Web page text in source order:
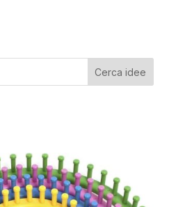
Cerca idee